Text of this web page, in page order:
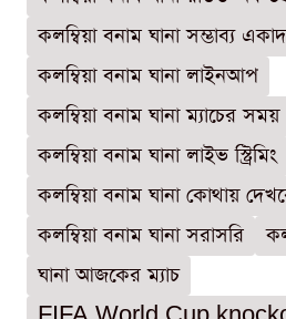
কলম্বিয়া বনাম ঘানা সম্ভাব্য
কলম্বিয়া বনাম ঘানা লাইনআপ
কলম্বিয়া বনাম ঘানা ম্যাচের সময়
কলম্বিয়া বনাম ঘানা লাইভ স্ট্রিমিং
কলম্বিয়া বনাম ঘানা কোথায়
কলম্বিয়া বনাম ঘানা সরাসরি
ঘানা আজকের ম্যাচ